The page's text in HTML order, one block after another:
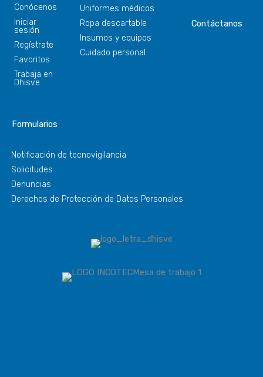
Conócenos
Iniciar
sesión
Regístrate
Favoritos
Trabaja en
Dhisve
Uniformes médicos
Ropa descartable
Insumos y equipos
Cuidado personal
Contáctanos
Formularios
Notificación de tecnovigilancia
Solicitudes
Denuncias
Derechos de Protección de Datos Personales